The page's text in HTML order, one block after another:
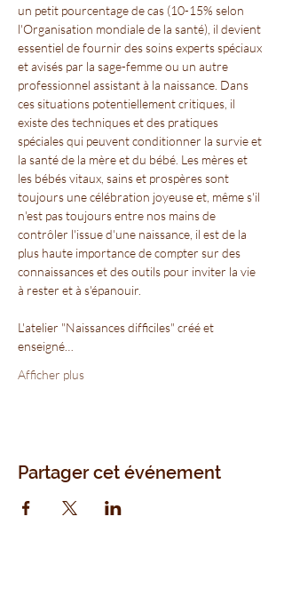
un petit pourcentage de cas (10-15% selon
l'Organisation mondiale de la santé), il devient
essentiel de fournir des soins experts spéciaux
et avisés par la sage-femme ou un autre
professionnel assistant à la naissance. Dans
ces situations potentiellement critiques, il
existe des techniques et des pratiques
spéciales qui peuvent conditionner la survie et
la santé de la mère et du bébé. Les mères et
les bébés vitaux, sains et prospères sont
toujours une célébration joyeuse et, même s'il
n'est pas toujours entre nos mains de
contrôler l'issue d'une naissance, il est de la
plus haute importance de compter sur des
connaissances et des outils pour inviter la vie
à rester et à s'épanouir.
L'atelier "Naissances difficiles" créé et
enseigné…
Afficher plus
Partager cet événement